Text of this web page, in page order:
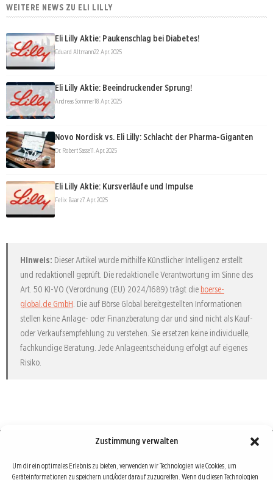
Zustimmung verwalten
Um dir ein optimales Erlebnis zu bieten, verwenden wir Technologien wie Cookies, um
Geräteinformationen zu speichern und/oder darauf zuzugreifen. Wenn du diesen Technologien
WEITERE NEWS ZU ELI LILLY
Eli Lilly Aktie: Paukenschlag bei Diabetes!
Eduard Altmann22. Apr. 2025
Eli Lilly Aktie: Beeindruckender Sprung!
Andreas Sommer18. Apr. 2025
Novo Nordisk vs. Eli Lilly: Schlacht der Pharma-Giganten
Dr. Robert Sasse11. Apr. 2025
Eli Lilly Aktie: Kursverläufe und Impulse
Felix Baarz7. Apr. 2025
Hinweis: Dieser Artikel wurde mithilfe Künstlicher Intelligenz erstellt
und redaktionell geprüft. Die redaktionelle Verantwortung im Sinne des
Art. 50 KI-VO (Verordnung (EU) 2024/1689) trägt die boerse-
global.de GmbH . Die auf Börse Global bereitgestellten Informationen
stellen keine Anlage- oder Finanzberatung dar und sind nicht als Kauf-
oder Verkaufsempfehlung zu verstehen. Sie ersetzen keine individuelle,
fachkundige Beratung. Jede Anlageentscheidung erfolgt auf eigenes
Risiko.
Börse : lokal, international, global